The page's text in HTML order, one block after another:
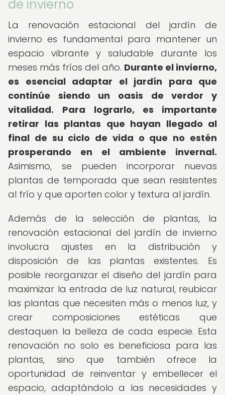
de invierno
La renovación estacional del jardín de
invierno es fundamental para mantener un
espacio vibrante y saludable durante los
meses más fríos del año. Durante el invierno,
es esencial adaptar el jardín para que
continúe siendo un oasis de verdor y
vitalidad.
Para lograrlo, es importante
retirar las plantas que hayan llegado al
final de su ciclo de vida o que no estén
prosperando en el ambiente invernal.
Asimismo, se pueden incorporar nuevas
plantas de temporada que sean resistentes
al frío y que aporten color y textura al jardín.
Además de la selección de plantas, la
renovación estacional del jardín de invierno
involucra ajustes en la distribución y
disposición de las plantas existentes. Es
posible reorganizar el diseño del jardín para
maximizar la entrada de luz natural, reubicar
las plantas que necesiten más o menos luz, y
crear composiciones estéticas que
destaquen la belleza de cada especie. Esta
renovación no solo es beneficiosa para las
plantas, sino que también ofrece la
oportunidad de reinventar y embellecer el
espacio, adaptándolo a las necesidades y